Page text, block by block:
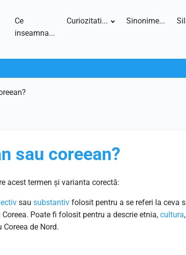
Ce
inseamna...
Curiozitati... Sinonime...
sau coreean?
acest termen și varianta corectă:
sau substantiv folosit pentru a se referi la ceva
Poate fi folosit pentru a descrie etnia, cultura,
de Nord.